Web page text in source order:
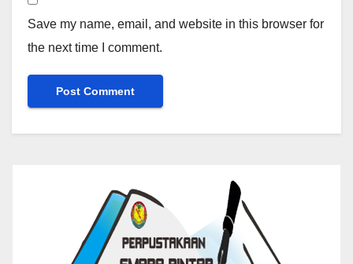
Save my name, email, and website in this browser for
the next time I comment.